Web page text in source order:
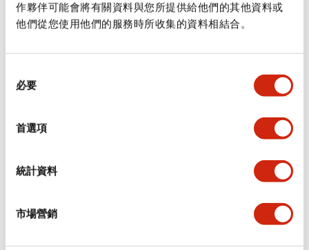
作夥伴可能會將有關資料與您所提供給他們的其他資料或
他們從您使用他們的服務時所收集的資料相結合。
必要
首選項
統計資料
市場營銷
規格
審美規範
環境規範
功能規格
機械規格